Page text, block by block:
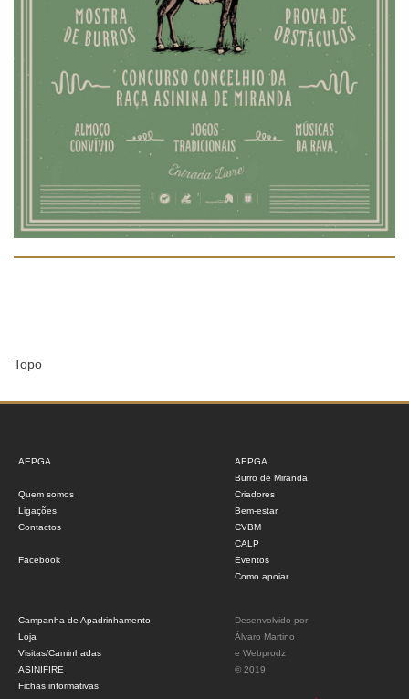
Topo
AEPGA
Quem somos
Ligações
Contactos
Facebook
AEPGA
Burro de Miranda
Criadores
Bem-estar
CVBM
CALP
Eventos
Como apoiar
Campanha de Apadrinhamento
Loja
Visitas/Caminhadas
ASINIFIRE
Fichas informativas
Desenvolvido por
Álvaro Martino
e Webprodz
© 2019